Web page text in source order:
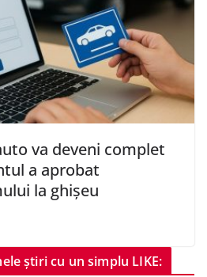
va deveni complet
a aprobat
la ghișeu
știri cu un simplu LIKE: